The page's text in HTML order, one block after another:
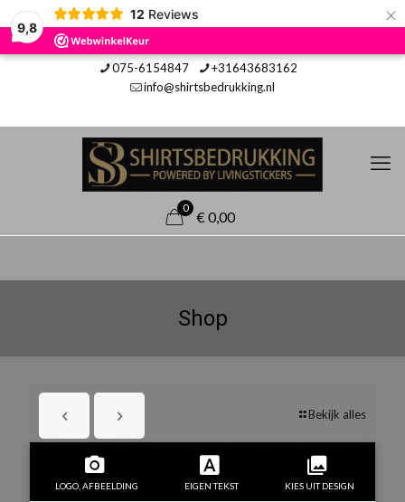
9,8
12 Reviews ×
075-6154847
+31643683162
info@shirtsbedrukking.nl
0
€ 0,00
Shop
Bekijk alles
LOGO, AFBEELDING EIGEN TEKST KIES UIT DESIGN